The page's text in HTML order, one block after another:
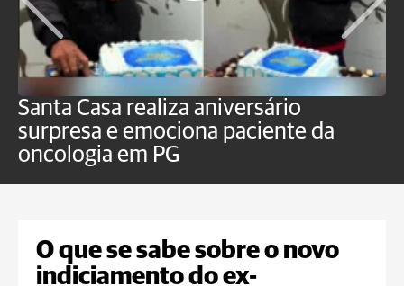
Santa Casa realiza aniversário
surpresa e emociona paciente da
oncologia em PG
O que se sabe sobre o novo
indiciamento do ex-